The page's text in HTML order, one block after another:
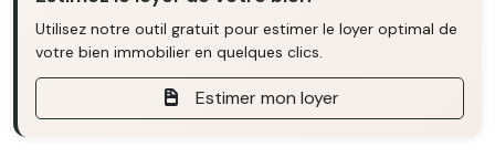
Utilisez notre outil gratuit pour estimer le loyer optimal de
votre bien immobilier en quelques clics.
Estimer mon loyer